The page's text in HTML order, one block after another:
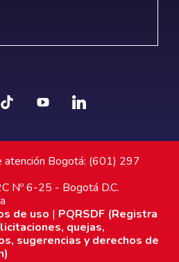
atención Bogotá: (601) 297
Nº 6-25 - Bogotá D.C.
de uso | PQRSDF (Registra
quejas,
sugerencias y derechos de